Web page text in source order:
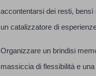
accontentarsi dei resti,
un catalizzatore di
Organizzare un brindisi
massiccia di flessibilità e